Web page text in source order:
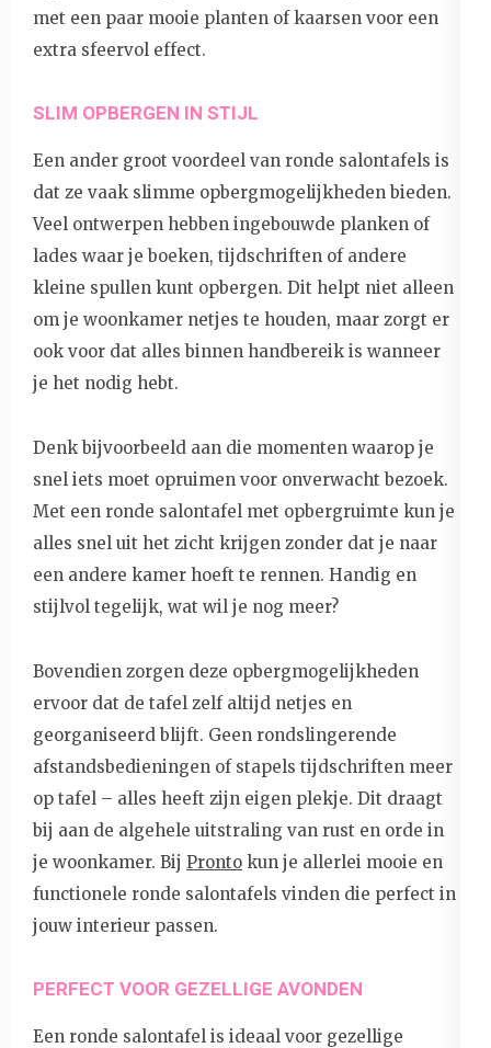
met een paar mooie planten of kaarsen voor een
extra sfeervol effect.
SLIM OPBERGEN IN STIJL
Een ander groot voordeel van ronde salontafels is
dat ze vaak slimme opbergmogelijkheden bieden.
Veel ontwerpen hebben ingebouwde planken of
lades waar je boeken, tijdschriften of andere
kleine spullen kunt opbergen. Dit helpt niet alleen
om je woonkamer netjes te houden, maar zorgt er
ook voor dat alles binnen handbereik is wanneer
je het nodig hebt.
Denk bijvoorbeeld aan die momenten waarop je
snel iets moet opruimen voor onverwacht bezoek.
Met een ronde salontafel met opbergruimte kun je
alles snel uit het zicht krijgen zonder dat je naar
een andere kamer hoeft te rennen. Handig en
stijlvol tegelijk, wat wil je nog meer?
Bovendien zorgen deze opbergmogelijkheden
ervoor dat de tafel zelf altijd netjes en
georganiseerd blijft. Geen rondslingerende
afstandsbedieningen of stapels tijdschriften meer
op tafel – alles heeft zijn eigen plekje. Dit draagt
bij aan de algehele uitstraling van rust en orde in
je woonkamer. Bij Pronto kun je allerlei mooie en
functionele ronde salontafels vinden die perfect in
jouw interieur passen.
PERFECT VOOR GEZELLIGE AVONDEN
Een ronde salontafel is ideaal voor gezellige